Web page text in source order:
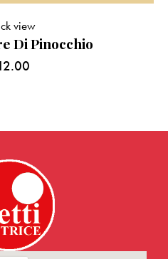
Di Pinocchio
view